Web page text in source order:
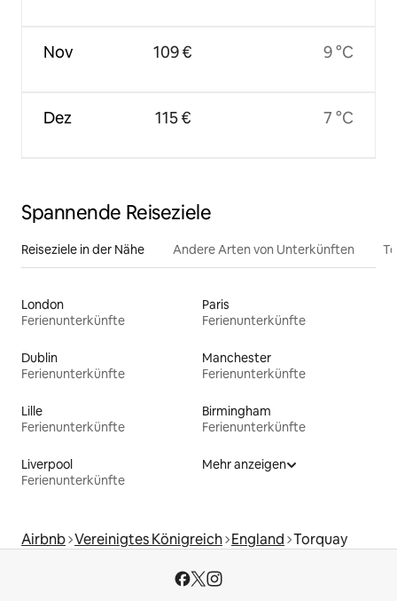
Nov
Dez
109 €
115 €
9 °C
7 °C
Spannende Reiseziele
Reiseziele in der Nähe Andere Arten von Unterkünften
London
Ferienunterkünfte
Paris
Ferienunterkünfte
Dublin
Ferienunterkünfte
Manchester
Ferienunterkünfte
Lille
Ferienunterkünfte
Birmingham
Ferienunterkünfte
Liverpool
Ferienunterkünfte
Mehr anzeigen
Airbnb Vereinigtes Königreich England Torquay